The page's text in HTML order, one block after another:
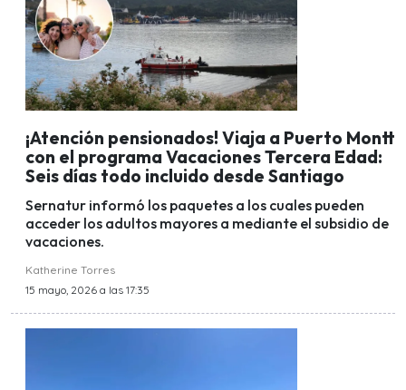
¡Atención pensionados! Viaja a Puerto Montt
con el programa Vacaciones Tercera Edad:
Seis días todo incluido desde Santiago
Sernatur informó los paquetes a los cuales pueden
acceder los adultos mayores a mediante el subsidio de
vacaciones.
Katherine Torres
15 mayo, 2026 a las 17:35